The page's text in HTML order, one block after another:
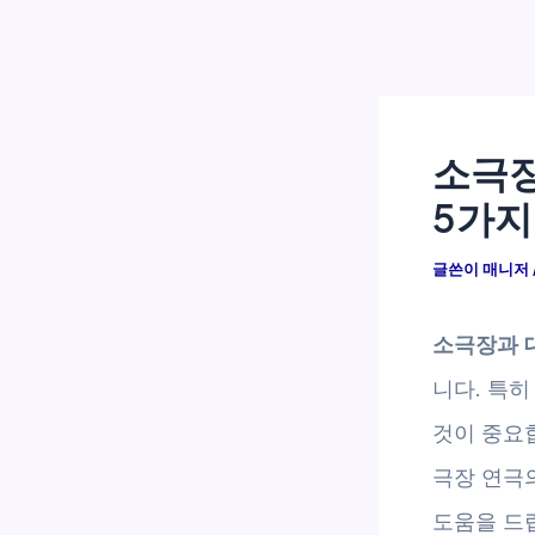
소극
5가지
글쓴이 매니저
소극장과
니다. 특
것이 중요
극장 연극
도움을 드